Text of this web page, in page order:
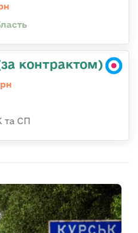
контрактом)
та СП